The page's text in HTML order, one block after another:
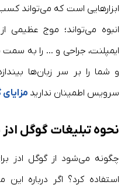
ابزارهایی است که می‌تواند
انبوه می‌تواند؛ موج عظیمی
ایمپلنت، جراحی و … را به
و شما را بر سر زبان‌ها
سرویس اطمینان ندارید
نحوه تبلیغات گوگل
چگونه می‌شود از گوگل ادز
استفاده کرد؟ اگر درباره